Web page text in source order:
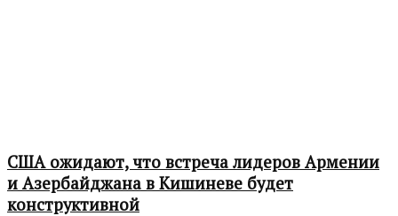
США ожидают, что встреча лидеров Армении
и Азербайджана в Кишиневе будет
конструктивной